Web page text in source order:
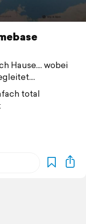
Hause.... wobei
total